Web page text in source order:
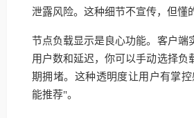
泄露风险。这种细节不宣传，但懂
节点负载显示是良心功能。客户端
用户数和延迟，你可以手动选择负
期拥堵。这种透明度让用户有掌
能推荐"。